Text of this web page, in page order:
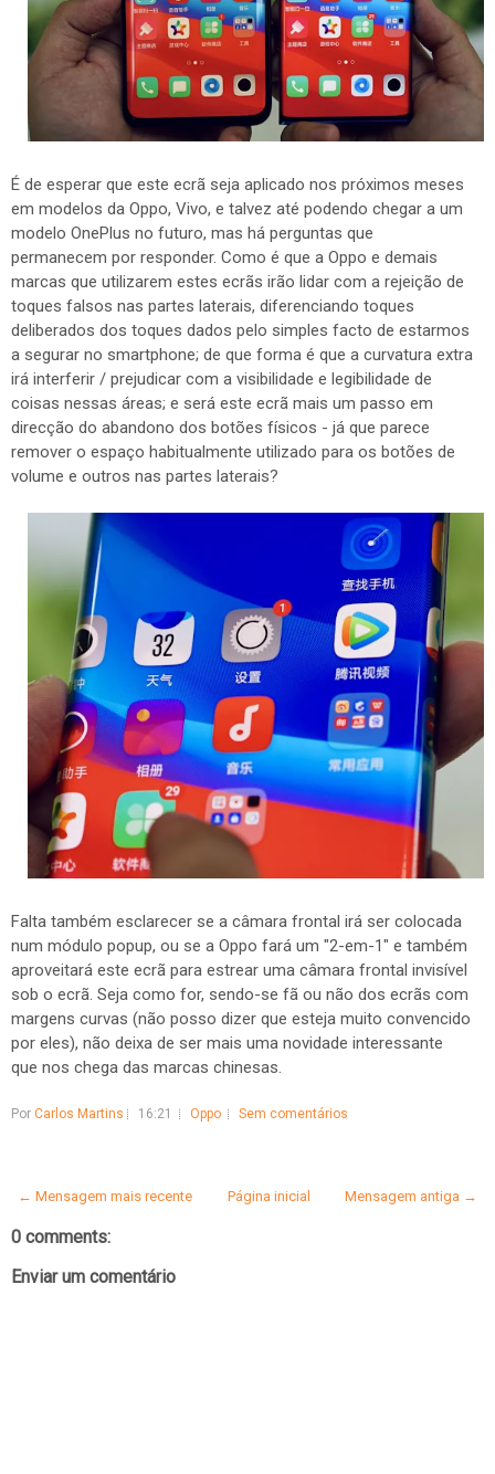
É de esperar que este ecrã seja aplicado nos próximos meses
em modelos da Oppo, Vivo, e talvez até podendo chegar a um
modelo OnePlus no futuro, mas há perguntas que
permanecem por responder. Como é que a Oppo e demais
marcas que utilizarem estes ecrãs irão lidar com a rejeição de
toques falsos nas partes laterais, diferenciando toques
deliberados dos toques dados pelo simples facto de estarmos
a segurar no smartphone; de que forma é que a curvatura extra
irá interferir / prejudicar com a visibilidade e legibilidade de
coisas nessas áreas; e será este ecrã mais um passo em
direcção do abandono dos botões físicos - já que parece
remover o espaço habitualmente utilizado para os botões de
volume e outros nas partes laterais?
Falta também esclarecer se a câmara frontal irá ser colocada
num módulo popup, ou se a Oppo fará um "2-em-1" e também
aproveitará este ecrã para estrear uma câmara frontal invisível
sob o ecrã. Seja como for, sendo-se fã ou não dos ecrãs com
margens curvas (não posso dizer que esteja muito convencido
por eles), não deixa de ser mais uma novidade interessante
que nos chega das marcas chinesas.
Por Carlos Martins 16:21 Oppo Sem comentários
← Mensagem mais recente Mensagem antiga →
Página inicial
0 comments:
Enviar um comentário